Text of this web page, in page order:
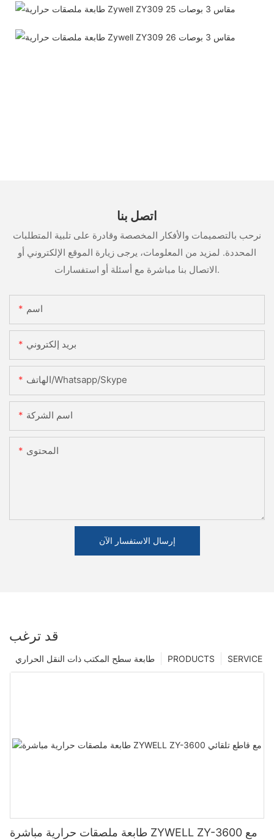
اتصل بنا
نرحب بالتصميمات والأفكار المخصصة وقادرة على تلبية المتطلبات
المحددة. لمزيد من المعلومات، يرجى زيارة الموقع الإلكتروني أو
الاتصال بنا مباشرة مع أسئلة أو استفسارات.
اسم
بريد إلكتروني
الهاتف/Whatsapp/Skype
اسم الشركة
المحتوى
إرسال الاستفسار الآن
قد ترغب
SERVICE
PRODUCTS طابعة سطح المكتب ذات النقل الحراري
طابعة ملصقات حرارية مباشرة ZYWELL ZY-3600 مع